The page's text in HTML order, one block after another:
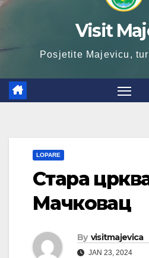
Visit
Posjetite Majevicu,
LOPARE
Стара
Мачковац
By visitmajevica
JAN 23, 2024